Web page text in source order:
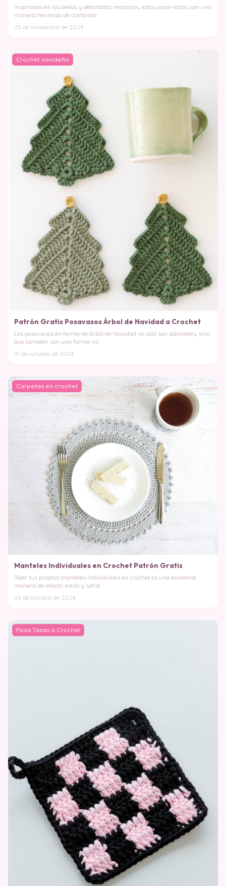
Inspirados en los bellos y detallados mosaicos, estos posa-tazas son una
manera hermosa de combinar
25 de noviembre de 2024
Crochet navideño
Patrón Gratis Posavasos Árbol de Navidad a Crochet
Los posavasos en forma de árbol de Navidad no solo son adorables, sino
que también son una forma inc
31 de octubre de 2024
Carpetas en crochet
Manteles Individuales en Crochet Patrón Gratis
Tejer tus propios manteles individuales en crochet es una excelente
manera de añadir estilo y sofist
26 de octubre de 2024
Posa Tazas a Crochet